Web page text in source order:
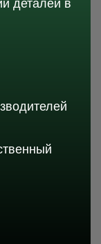
деталей в